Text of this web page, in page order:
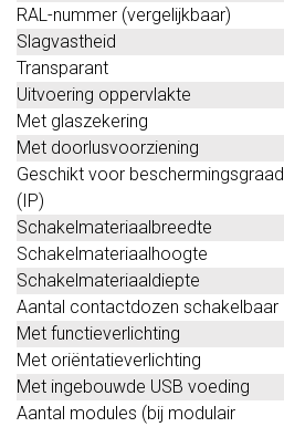
RAL-nummer (vergelijkbaar)
Slagvastheid
Transparant
Uitvoering oppervlakte
Met glaszekering
Met doorlusvoorziening
Geschikt voor beschermingsgraad
(IP)
Schakelmateriaalbreedte
Schakelmateriaalhoogte
Schakelmateriaaldiepte
Aantal contactdozen schakelbaar
Met functieverlichting
Met oriëntatieverlichting
Met ingebouwde USB voeding
Aantal modules (bij modulair